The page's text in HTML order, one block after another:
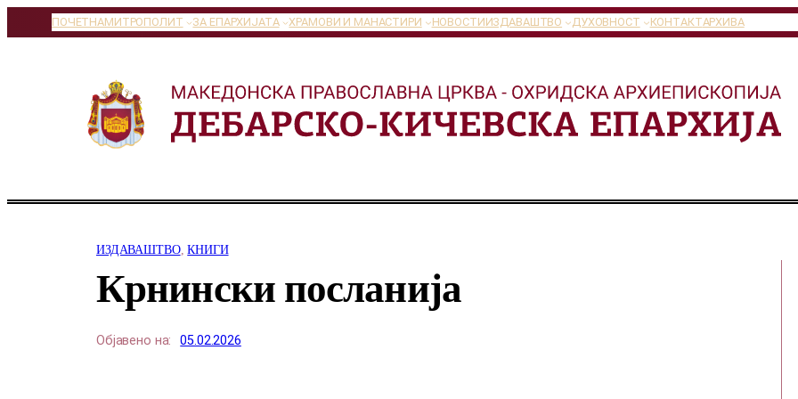
на
ПОЧЕТНАМИТРОПОЛИТ ЗА ЕПАРХИЈАТА ХРАМОВИ И МАНАСТИРИ НОВОСТИИЗДАВАШТВО ДУХОВНОСТ КОНТАКТАРХИВА
ИЗДАВАШТВО, КНИГИ
Крнински посланија
Објавено на: 05.02.2026